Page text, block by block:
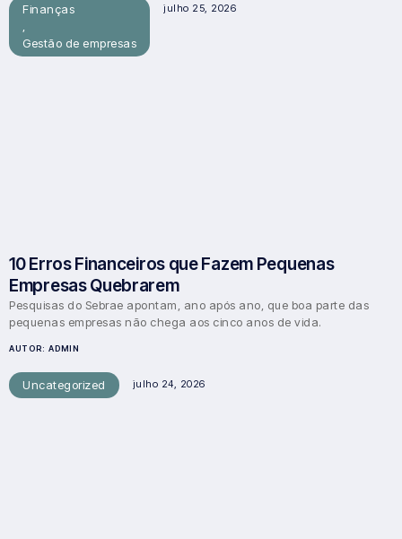
Finanças
Gestão de empresas
julho 25, 2026
10 Erros Financeiros que Fazem Pequenas
Empresas Quebrarem
Pesquisas do Sebrae apontam, ano após ano, que boa parte das
pequenas empresas não chega aos cinco anos de vida.
AUTOR: ADMIN
Uncategorized julho 24, 2026